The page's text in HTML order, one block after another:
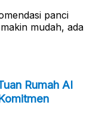
panci
mudah, ada
Rumah AI